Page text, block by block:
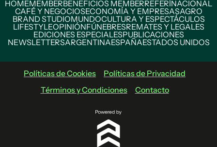
HOMEMEMBERBENEFICIOS MEMBERREFERÍNACIONAL
CAFÉ Y NEGOCIOSECONOMÍA Y EMPRESASAGRO
BRAND STUDIOMUNDOCULTURA Y ESPECTÁCULOS
LIFESTYLEOPINIÓNFÚNEBRESREMATES Y LEGALES
EDICIONES ESPECIALESPUBLICACIONES
NEWSLETTERSARGENTINAESPAÑAESTADOS UNIDOS
Políticas de Cookies
Políticas de Privacidad
Términos y Condiciones
Contacto